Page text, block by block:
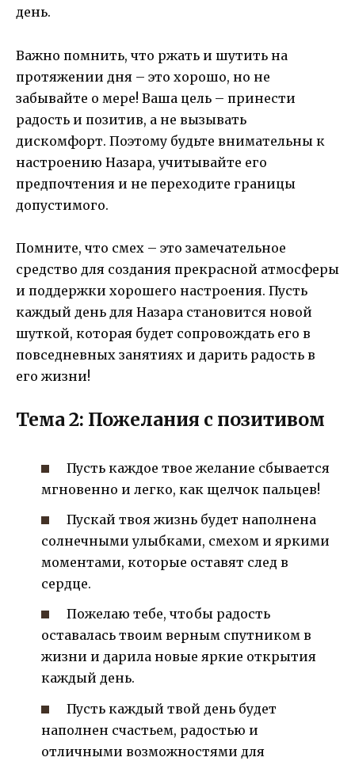
день.
Важно помнить, что ржать и шутить на
протяжении дня – это хорошо, но не
забывайте о мере! Ваша цель – принести
радость и позитив, а не вызывать
дискомфорт. Поэтому будьте внимательны к
настроению Назара, учитывайте его
предпочтения и не переходите границы
допустимого.
Помните, что смех – это замечательное
средство для создания прекрасной атмосферы
и поддержки хорошего настроения. Пусть
каждый день для Назара становится новой
шуткой, которая будет сопровождать его в
повседневных занятиях и дарить радость в
его жизни!
Тема 2: Пожелания с позитивом
Пусть каждое твое желание сбывается
мгновенно и легко, как щелчок пальцев!
Пускай твоя жизнь будет наполнена
солнечными улыбками, смехом и яркими
моментами, которые оставят след в
сердце.
Пожелаю тебе, чтобы радость
оставалась твоим верным спутником в
жизни и дарила новые яркие открытия
каждый день.
Пусть каждый твой день будет
наполнен счастьем, радостью и
отличными возможностями для